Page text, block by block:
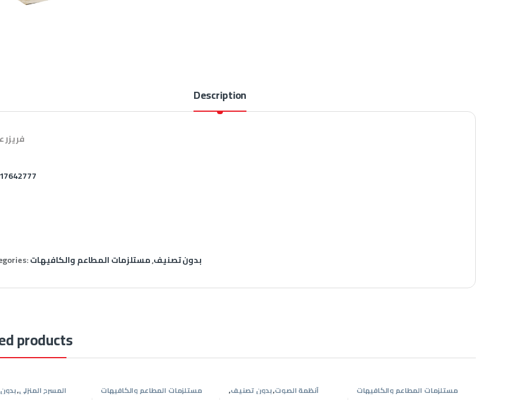
Description
بدون تصنيف,مستلزمات المطاعم والكافيهات
products
المسرح المنزلي,
ساوند سيستم,
مستلزمات المطاعم والكافيهات أنظمة الصوت,بدون تصنيف,
ساوند سيستم,عروض ساوند
مستلزمات المطاعم والكافيهات